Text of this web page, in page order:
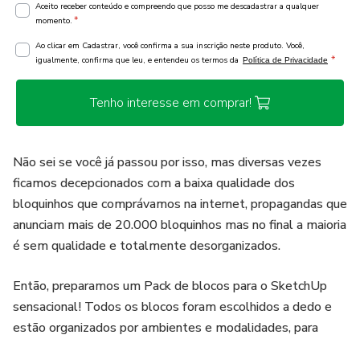
Aceito receber conteúdo e compreendo que posso me descadastrar a qualquer
momento. *
Ao clicar em Cadastrar, você confirma a sua inscrição neste produto. Você,
igualmente, confirma que leu, e entendeu os termos da Política de Privacidade *
Tenho interesse em comprar!
Não sei se você já passou por isso, mas diversas vezes
ficamos decepcionados com a baixa qualidade dos
bloquinhos que comprávamos na internet, propagandas que
anunciam mais de 20.000 bloquinhos mas no final a maioria
é sem qualidade e totalmente desorganizados.
Então, preparamos um Pack de blocos para o SketchUp
sensacional! Todos os blocos foram escolhidos a dedo e
estão organizados por ambientes e modalidades, para